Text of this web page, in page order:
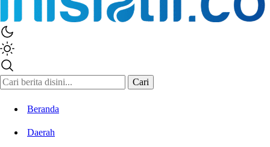
Inisiatif.co
Stay Connected Stay Informed
Cari
Beranda
Daerah